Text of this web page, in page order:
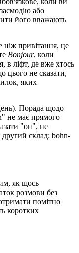
або
його вважають
ніж привітання, це
Bonjour, коли
в ліфт, де вже хтось
цього не сказати,
яких
Порада щодо
не має прямого
"он", не
склад: bohn-
як щось
розмови без
помітно
коротких